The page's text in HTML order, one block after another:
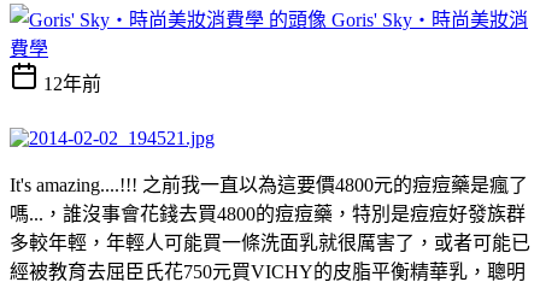
Goris' Sky‧時尚美妝消
費學
12年前
It's amazing....!!! 之前我一直以為這要價4800元的痘痘藥是瘋了
嗎...，誰沒事會花錢去買4800的痘痘藥，特別是痘痘好發族群
多較年輕，年輕人可能買一條洗面乳就很厲害了，或者可能已
經被教育去屈臣氏花750元買VICHY的皮脂平衡精華乳，聰明